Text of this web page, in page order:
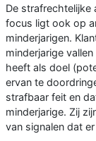
De strafrechtelijke
focus ligt ook op
minderjarigen.
minderjarige
heeft als doel
ervan te
strafbaar feit en
minderjarige. Zij
van signalen dat